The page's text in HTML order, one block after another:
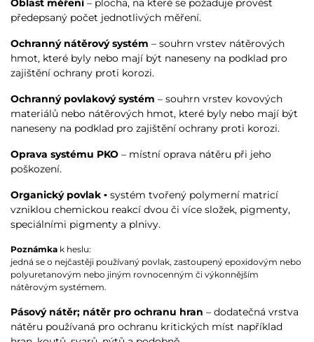
Oblast měření– plocha, na které se požaduje provést
předepsaný počet jednotlivých měření.
Ochranný nátěrový systém – souhrn vrstev nátěrových
hmot, které byly nebo mají být naneseny na podklad pro
zajištění ochrany proti korozi.
Ochranný povlakový systém – souhrn vrstev kovových
materiálů nebo nátěrových hmot, které byly nebo mají být
naneseny na podklad pro zajištění ochrany proti korozi.
Oprava systému PKO – místní oprava nátěru při jeho
poškození.
Organický povlak ▪ systém tvořený polymerní matricí
vzniklou chemickou reakcí dvou či více složek, pigmenty,
speciálními pigmenty a plnivy.
Poznámka k heslu:
jedná se o nejčastěji používaný povlak, zastoupený epoxidovým nebo
polyuretanovým nebo jiným rovnocenným či výkonnějším
nátěrovým systémem.
Pásový nátěr; nátěr pro ochranu hran – dodatečná vrstva
nátěru používaná pro ochranu kritických míst například